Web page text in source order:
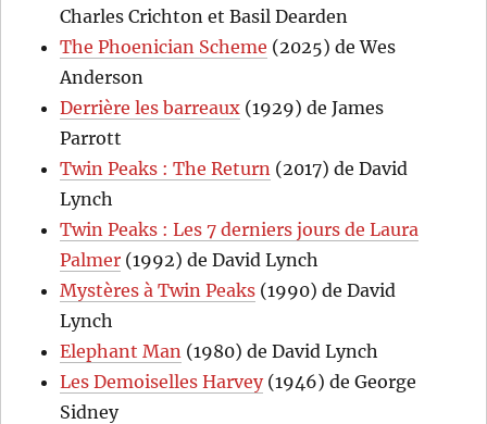
Charles Crichton et Basil Dearden
The Phoenician Scheme (2025) de Wes
Anderson
Derrière les barreaux (1929) de James
Parrott
Twin Peaks : The Return (2017) de David
Lynch
Twin Peaks : Les 7 derniers jours de Laura
Palmer (1992) de David Lynch
Mystères à Twin Peaks (1990) de David
Lynch
Elephant Man (1980) de David Lynch
Les Demoiselles Harvey(1946) de George
Sidney